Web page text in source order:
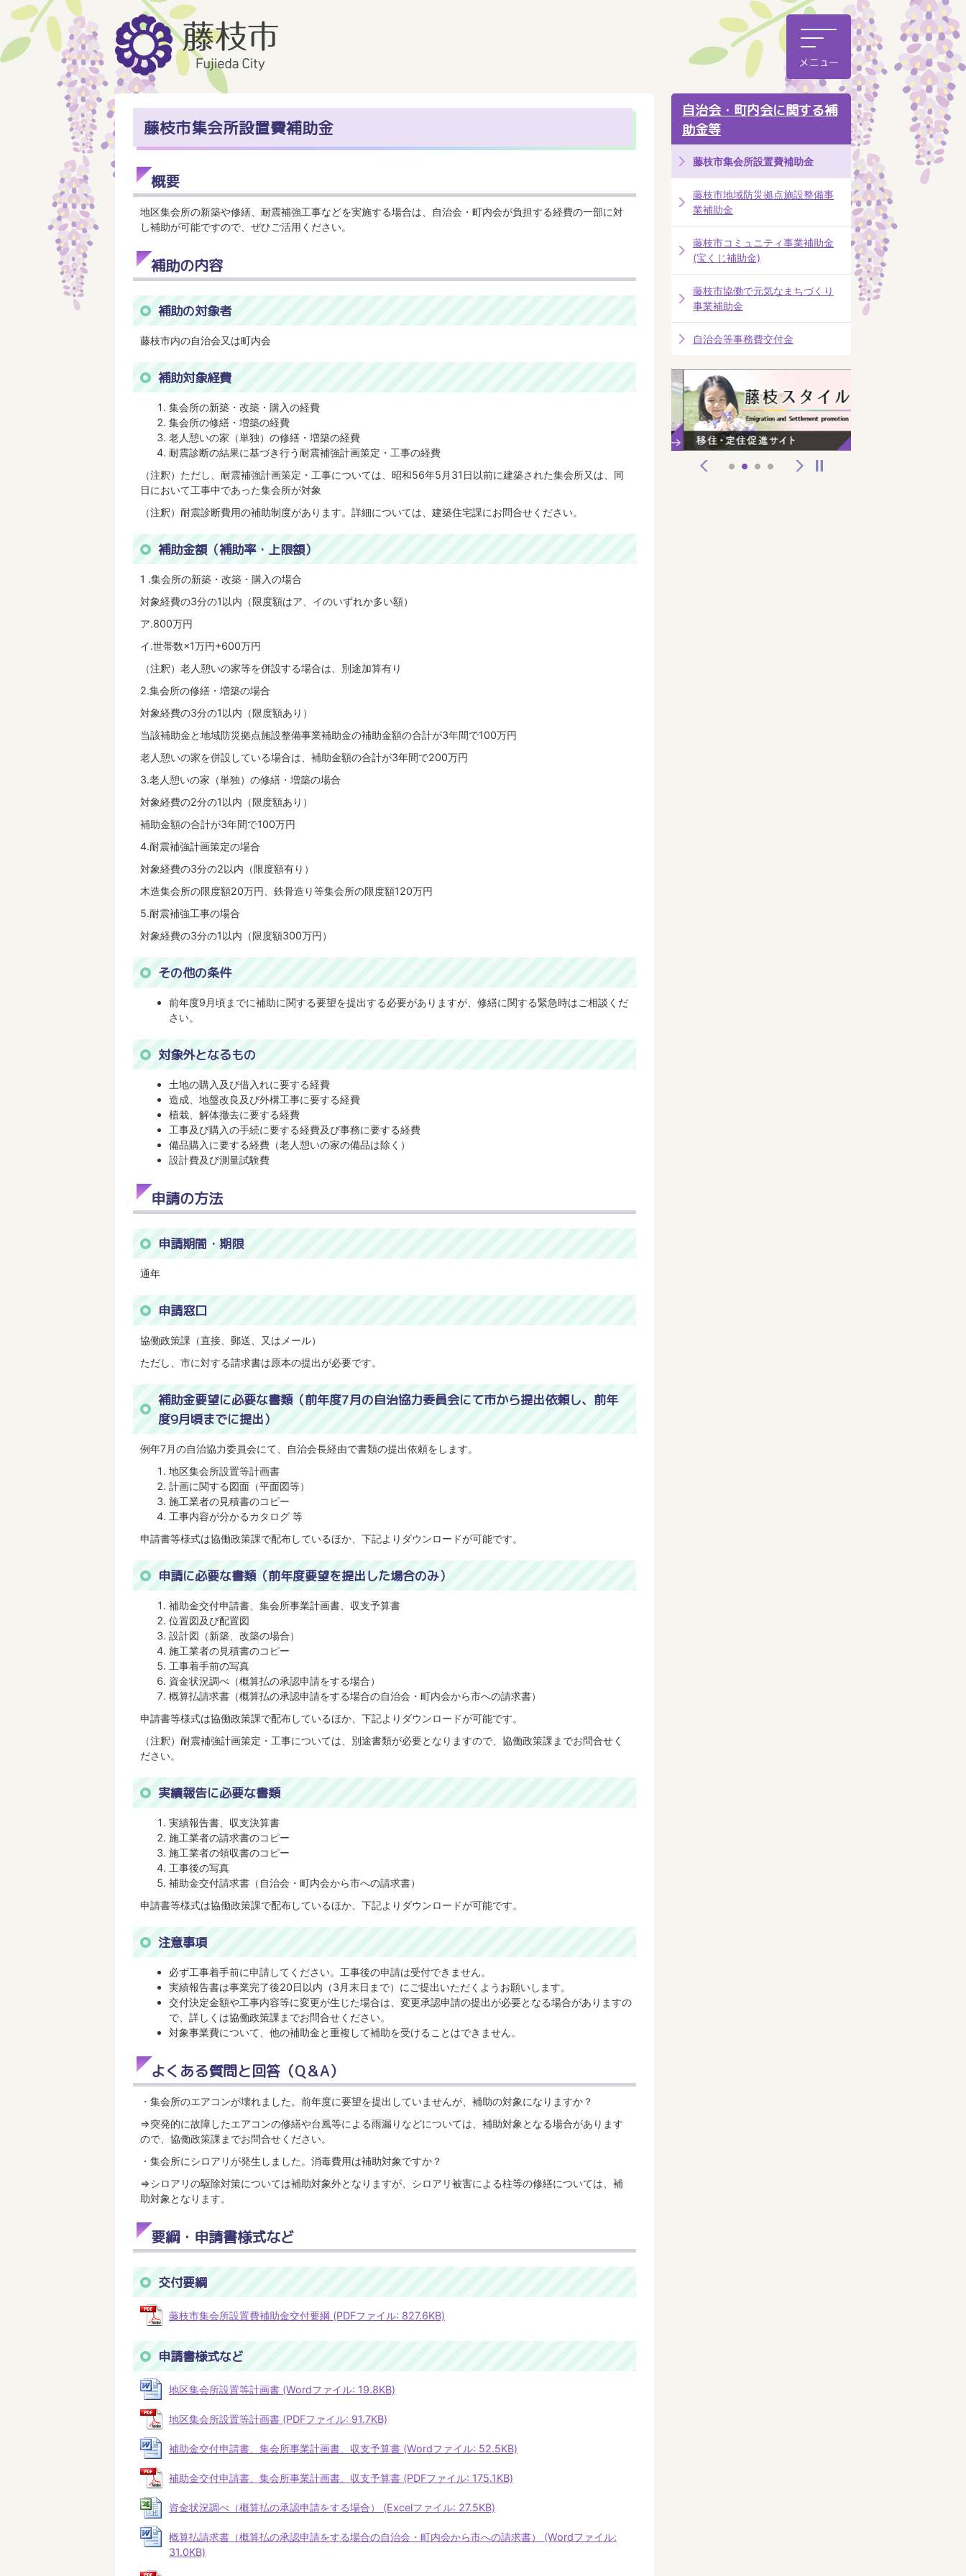
藤枝市集会所設置費補助金
概要
地区集会所の新築や修繕、耐震補強工事などを実施する場合は、自治会・町内会が負担する経費の一部に対
し補助が可能ですので、ぜひご活用ください。
補助の内容
補助の対象者
藤枝市内の自治会又は町内会
補助対象経費
集会所の新築・改築・購入の経費
集会所の修繕・増築の経費
老人憩いの家（単独）の修繕・増築の経費
耐震診断の結果に基づき行う耐震補強計画策定・工事の経費
（注釈）ただし、耐震補強計画策定・工事については、昭和56年5月31日以前に建築された集会所又は、同
日において工事中であった集会所が対象
（注釈）耐震診断費用の補助制度があります。詳細については、建築住宅課にお問合せください。
補助金額（補助率・上限額）
1 .集会所の新築・改築・購入の場合
対象経費の3分の1以内（限度額はア、イのいずれか多い額）
ア.800万円
イ.世帯数×1万円+600万円
（注釈）老人憩いの家等を併設する場合は、別途加算有り
2.集会所の修繕・増築の場合
対象経費の3分の1以内（限度額あり）
当該補助金と地域防災拠点施設整備事業補助金の補助金額の合計が3年間で100万円
老人憩いの家を併設している場合は、補助金額の合計が3年間で200万円
3.老人憩いの家（単独）の修繕・増築の場合
対象経費の2分の1以内（限度額あり）
補助金額の合計が3年間で100万円
4.耐震補強計画策定の場合
対象経費の3分の2以内（限度額有り）
木造集会所の限度額20万円、鉄骨造り等集会所の限度額120万円
5.耐震補強工事の場合
対象経費の3分の1以内（限度額300万円）
その他の条件
前年度9月頃までに補助に関する要望を提出する必要がありますが、修繕に関する緊急時はご相談くだ
さい。
対象外となるもの
土地の購入及び借入れに要する経費
造成、地盤改良及び外構工事に要する経費
植栽、解体撤去に要する経費
工事及び購入の手続に要する経費及び事務に要する経費
備品購入に要する経費（老人憩いの家の備品は除く）
設計費及び測量試験費
申請の方法
申請期間・期限
通年
申請窓口
協働政策課（直接、郵送、又はメール）
ただし、市に対する請求書は原本の提出が必要です。
補助金要望に必要な書類（前年度7月の自治協力委員会にて市から提出依頼し、前年
度9月頃までに提出）
例年7月の自治協力委員会にて、自治会長経由で書類の提出依頼をします。
地区集会所設置等計画書
計画に関する図面（平面図等）
施工業者の見積書のコピー
工事内容が分かるカタログ 等
申請書等様式は協働政策課で配布しているほか、下記よりダウンロードが可能です。
申請に必要な書類（前年度要望を提出した場合のみ）
補助金交付申請書、集会所事業計画書、収支予算書
位置図及び配置図
設計図（新築、改築の場合）
施工業者の見積書のコピー
工事着手前の写真
資金状況調べ（概算払の承認申請をする場合）
概算払請求書（概算払の承認申請をする場合の自治会・町内会から市への請求書）
申請書等様式は協働政策課で配布しているほか、下記よりダウンロードが可能です。
（注釈）耐震補強計画策定・工事については、別途書類が必要となりますので、協働政策課までお問合せく
ださい。
実績報告に必要な書類
実績報告書、収支決算書
施工業者の請求書のコピー
施工業者の領収書のコピー
工事後の写真
補助金交付請求書（自治会・町内会から市への請求書）
申請書等様式は協働政策課で配布しているほか、下記よりダウンロードが可能です。
注意事項
必ず工事着手前に申請してください。工事後の申請は受付できません。
実績報告書は事業完了後20日以内（3月末日まで）にご提出いただくようお願いします。
交付決定金額や工事内容等に変更が生じた場合は、変更承認申請の提出が必要となる場合がありますの
で、詳しくは協働政策課までお問合せください。
対象事業費について、他の補助金と重複して補助を受けることはできません。
よくある質問と回答（Q＆A）
・集会所のエアコンが壊れました。前年度に要望を提出していませんが、補助の対象になりますか？
⇒突発的に故障したエアコンの修繕や台風等による雨漏りなどについては、補助対象となる場合があります
ので、協働政策課までお問合せください。
・集会所にシロアリが発生しました。消毒費用は補助対象ですか？
⇒シロアリの駆除対策については補助対象外となりますが、シロアリ被害による柱等の修繕については、補
助対象となります。
要綱・申請書様式など
交付要綱
藤枝市集会所設置費補助金交付要綱 (PDFファイル: 827.6KB)
申請書様式など
地区集会所設置等計画書 (Wordファイル: 19.8KB)
地区集会所設置等計画書 (PDFファイル: 91.7KB)
補助金交付申請書、集会所事業計画書、収支予算書 (Wordファイル: 52.5KB)
補助金交付申請書、集会所事業計画書、収支予算書 (PDFファイル: 175.1KB)
資金状況調べ（概算払の承認申請をする場合） (Excelファイル: 27.5KB)
概算払請求書（概算払の承認申請をする場合の自治会・町内会から市への請求書） (Wordファイル:
31.0KB)
自治会・町内会に関する補
助金等
藤枝市集会所設置費補助金
藤枝市地域防災拠点施設整備事
業補助金
藤枝市コミュニティ事業補助金
(宝くじ補助金)
藤枝市協働で元気なまちづくり
事業補助金
自治会等事務費交付金